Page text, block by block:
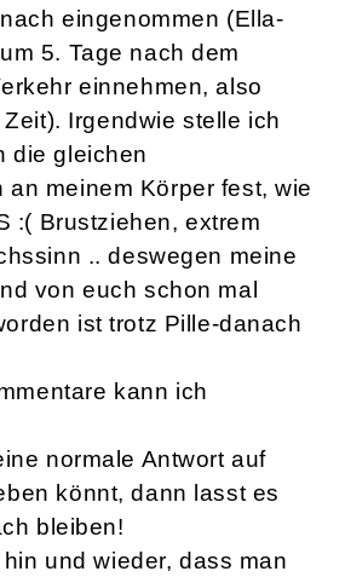
eingenommen (Ella-
5. Tage nach dem
einnehmen, also
Irgendwie stelle ich
die gleichen
an meinem Körper fest, wie
:( Brustziehen, extrem
.. deswegen meine
von euch schon mal
ist trotz Pille-danach
kann ich
normale Antwort auf
könnt, dann lasst es
bleiben!
und wieder, dass man